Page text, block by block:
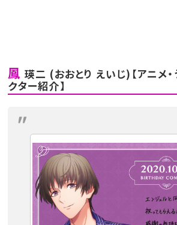
鳳 瑛二 (おおとり えいじ)【アニメ
クター紹介】